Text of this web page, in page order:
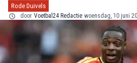
Rode Duivels
door Voetbal24 Redactie woensdag, 10 juni